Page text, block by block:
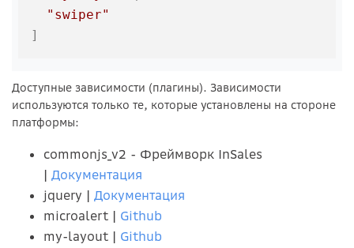
"swiper"
]
Доступные зависимости (плагины). Зависимости
используются только те, которые установлены на стороне
платформы:
commonjs_v2 - Фреймворк InSales
| Документация
jquery | Документация
microalert | Github
my-layout | Github